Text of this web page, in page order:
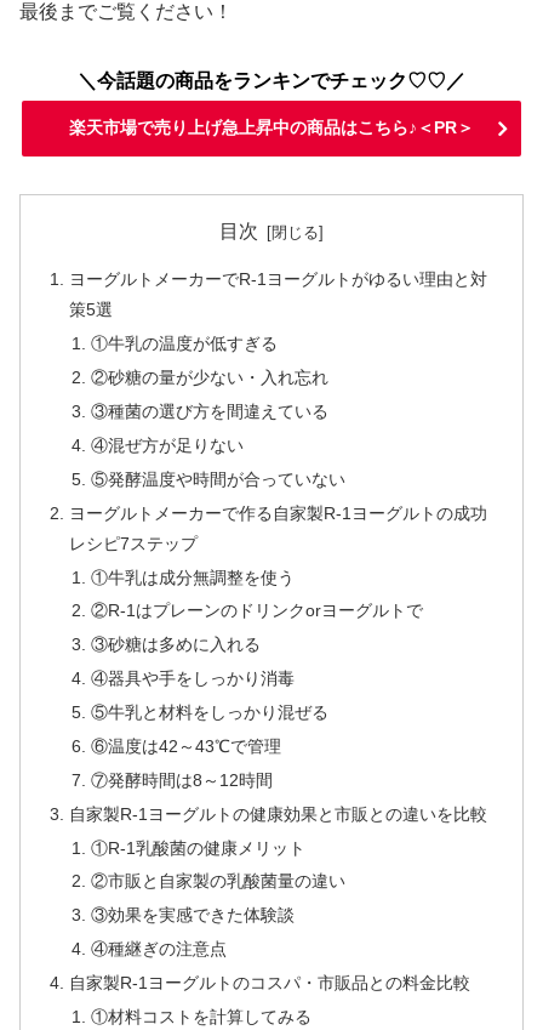
最後までご覧ください！
＼今話題の商品をランキンでチェック♡♡／
楽天市場で売り上げ急上昇中の商品はこちら♪＜PR＞
目次
ヨーグルトメーカーでR-1ヨーグルトがゆるい理由と対
策5選
①牛乳の温度が低すぎる
②砂糖の量が少ない・入れ忘れ
③種菌の選び方を間違えている
④混ぜ方が足りない
⑤発酵温度や時間が合っていない
ヨーグルトメーカーで作る自家製R-1ヨーグルトの成功
レシピ7ステップ
①牛乳は成分無調整を使う
②R-1はプレーンのドリンクorヨーグルトで
③砂糖は多めに入れる
④器具や手をしっかり消毒
⑤牛乳と材料をしっかり混ぜる
⑥温度は42～43℃で管理
⑦発酵時間は8～12時間
自家製R-1ヨーグルトの健康効果と市販との違いを比較
①R-1乳酸菌の健康メリット
②市販と自家製の乳酸菌量の違い
③効果を実感できた体験談
④種継ぎの注意点
自家製R-1ヨーグルトのコスパ・市販品との料金比較
①材料コストを計算してみる